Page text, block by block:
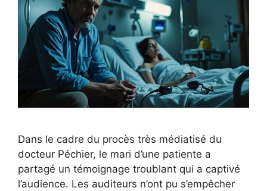
Dans le cadre du procès très médiatisé du
docteur Péchier, le mari d’une patiente a
partagé un témoignage troublant qui a captivé
l’audience. Les auditeurs n’ont pu s’empêcher